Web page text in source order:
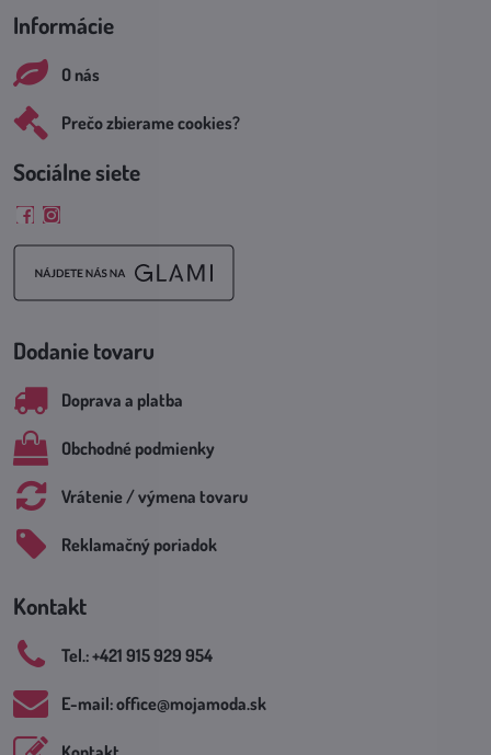
Informácie
O nás
Prečo zbierame cookies?
Sociálne siete
FacebookInstagram
Dodanie tovaru
Doprava a platba
Obchodné podmienky
Vrátenie / výmena tovaru
Reklamačný poriadok
Kontakt
Tel​.: +421 915 929 954
E-mail: office​@mojamoda​.sk